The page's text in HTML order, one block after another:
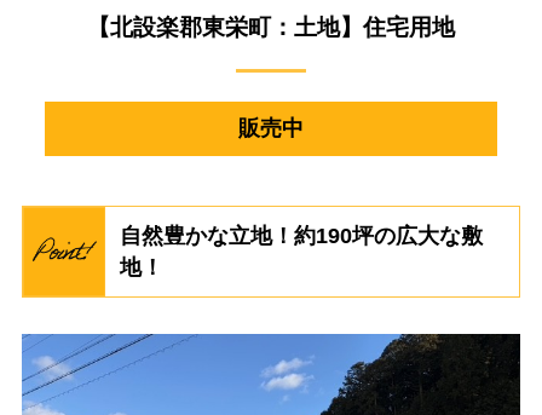
【北設楽郡東栄町：土地】住宅用地
販売中
自然豊かな立地！約190坪の広大な敷
地！